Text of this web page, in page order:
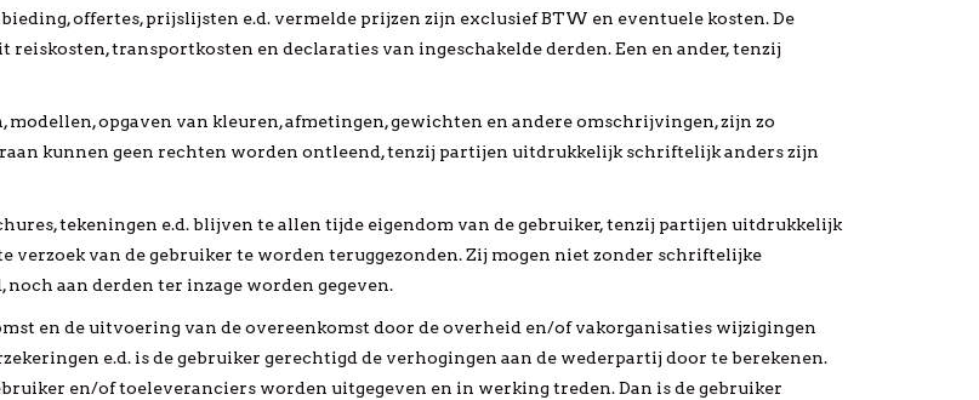
offertes, prijslijsten e.d. vermelde prijzen zijn exclusief BTW en eventuele kosten. De
transportkosten en declaraties van ingeschakelde derden. Een en ander, tenzij
opgaven van kleuren, afmetingen, gewichten en andere omschrijvingen, zijn zo
kunnen geen rechten worden ontleend, tenzij partijen uitdrukkelijk schriftelijk anders zijn
tekeningen e.d. blijven te allen tijde eigendom van de gebruiker, tenzij partijen uitdrukkelijk
verzoek van de gebruiker te worden teruggezonden. Zij mogen niet zonder schriftelijke
aan derden ter inzage worden gegeven.
en de uitvoering van de overeenkomst door de overheid en/of vakorganisaties wijzigingen
e.d. is de gebruiker gerechtigd de verhogingen aan de wederpartij door te berekenen.
en/of toeleveranciers worden uitgegeven en in werking treden. Dan is de gebruiker